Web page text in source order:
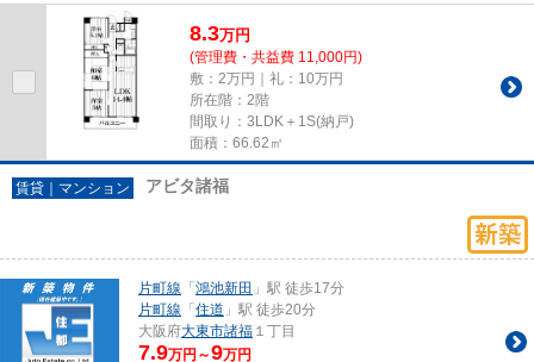
ある物件です。住都エステート...
8.3万円
(管理費・共益費 11,000円)
敷：2万円｜礼：10万円
所在階：2階
間取り：3LDK＋1S(納戸)
面積：66.62㎡
賃貸｜マンション アビタ諸福
片町線 「 鴻池新田 」駅 徒歩17分
片町線 「 住道 」駅 徒歩20分
大阪府大東市諸福 １丁目
7.9万円～9万円